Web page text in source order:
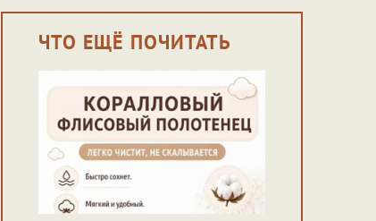
ЧТО ЕЩЁ ПОЧИТАТЬ